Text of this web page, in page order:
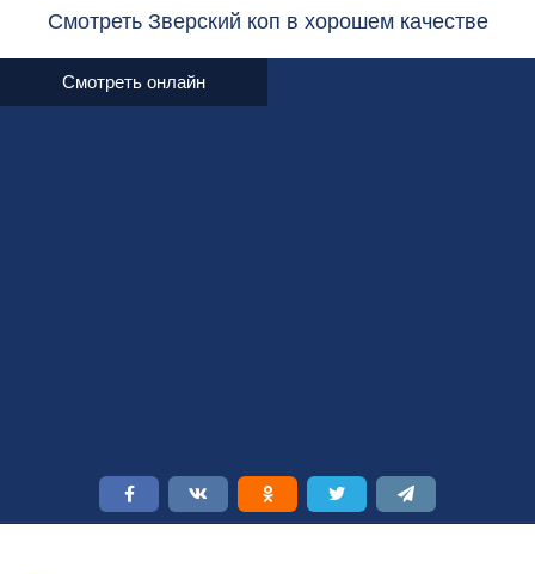
Смотреть Зверский коп в хорошем качестве
Смотреть онлайн